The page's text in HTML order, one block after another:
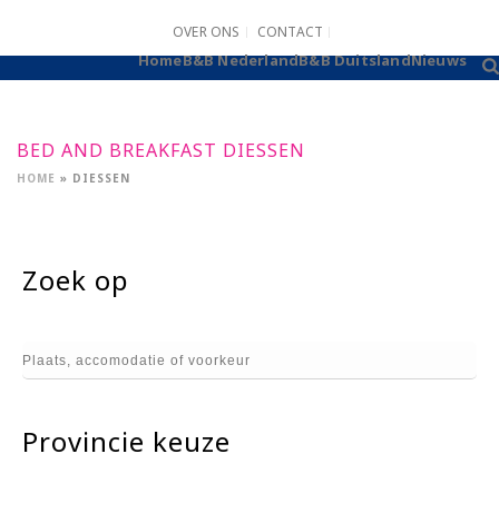
OVER ONS CONTACT
HomeB&B NederlandB&B DuitslandNieuws
BED AND BREAKFAST DIESSEN
HOME » DIESSEN
Zoek op
Provincie keuze